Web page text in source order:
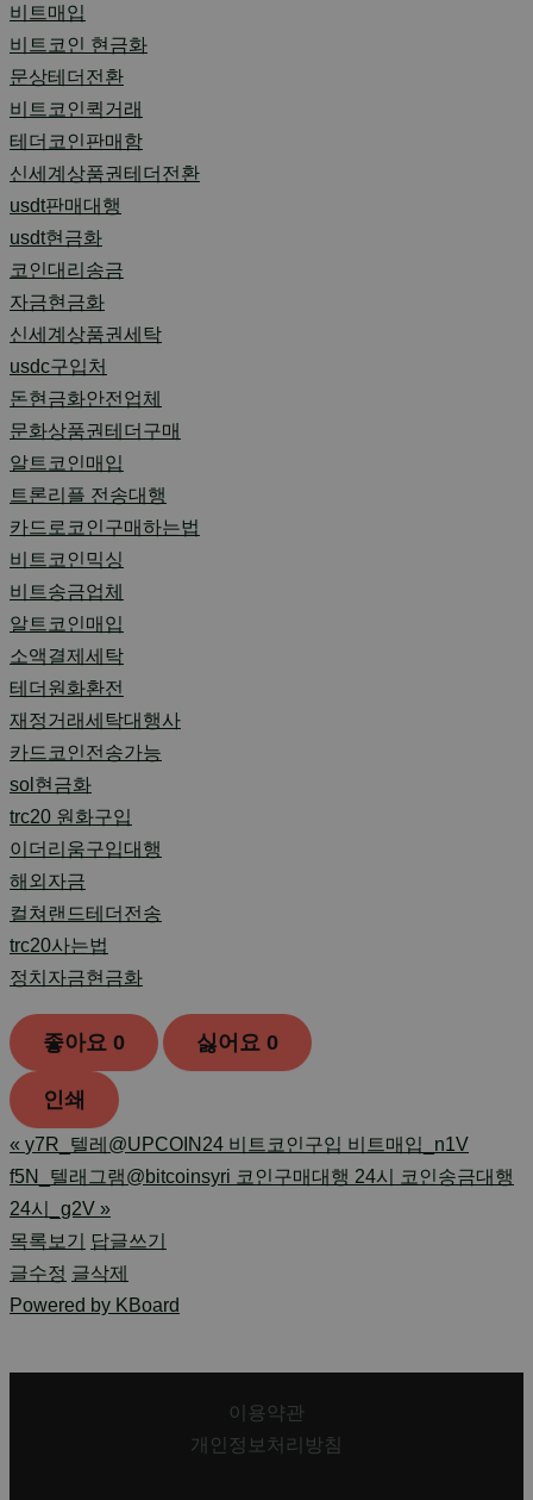
비트매입
비트코인 현금화
문상테더전환
비트코인퀵거래
테더코인판매함
신세계상품권테더전환
usdt판매대행
usdt현금화
코인대리송금
자금현금화
신세계상품권세탁
usdc구입처
돈현금화안전업체
문화상품권테더구매
알트코인매입
트론리플 전송대행
카드로코인구매하는법
비트코인믹싱
비트송금업체
알트코인매입
소액결제세탁
테더원화환전
재정거래세탁대행사
카드코인전송가능
sol현금화
trc20 원화구입
이더리움구입대행
해외자금
컬쳐랜드테더전송
trc20사는법
정치자금현금화
좋아요 0 싫어요 0
인쇄
« y7R_텔레@UPCOIN24 비트코인구입 비트매입_n1V
f5N_텔래그램@bitcoinsyri 코인구매대행 24시 코인송금대행
24시_g2V »
목록보기 답글쓰기
글수정 글삭제
Powered by KBoard
이용약관
개인정보처리방침